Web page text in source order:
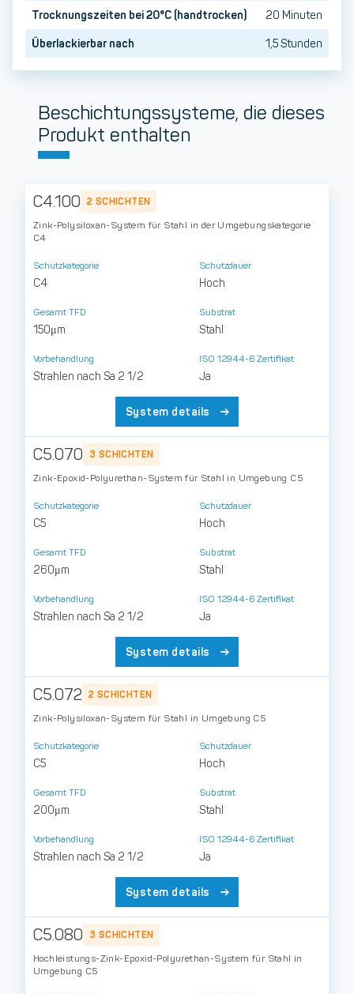
Trocknungszeiten bei 20°C (handtrocken)
20 Minuten
Überlackierbar nach
1,5 Stunden
Beschichtungssysteme, die dieses
Produkt enthalten
C4.100 2 SCHICHTEN
Zink-Polysiloxan-System für Stahl in der Umgebungskategorie
C4
Substrat
Stahl
Vorbehandlung
Strahlen nach Sa 2 1/2
Schutzkategorie
C4
Schutzdauer
Hoch
ISO 12944-6 Zertifikat
Ja
Gesamt TFD
150μm
System details
C5.070
3 SCHICHTEN
Zink-Epoxid-Polyurethan-System für Stahl in Umgebung C5
Substrat
Stahl
Vorbehandlung
Strahlen nach Sa 2 1/2
Schutzkategorie
C5
Schutzdauer
Hoch
ISO 12944-6 Zertifikat
Ja
Gesamt TFD
260μm
System details
C5.072 2 SCHICHTEN
Zink-Polysiloxan-System für Stahl in Umgebung C5
Substrat
Stahl
Vorbehandlung
Strahlen nach Sa 2 1/2
Schutzkategorie
C5
Schutzdauer
Hoch
ISO 12944-6 Zertifikat
Ja
Gesamt TFD
200μm
System details
C5.080
3 SCHICHTEN
Hochleistungs-Zink-Epoxid-Polyurethan-System für Stahl in
Umgebung C5